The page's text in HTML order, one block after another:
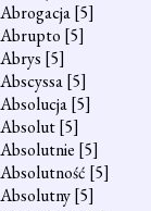
Abrogacja[5]
Abrupto [5]
Abrys [5]
Abscyssa[5]
Absolucja[5]
Absolut[5]
Absolutnie [5]
Absolutność [5]
Absolutny[5]